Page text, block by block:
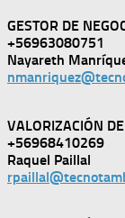
GESTOR DE
+56963080751
Nayareth
VALORIZACIÓN
+56968410269
Raquel Paillal